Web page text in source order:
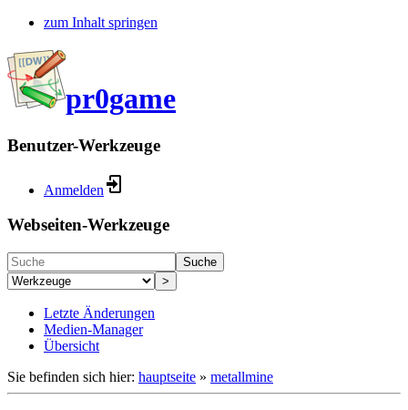
zum Inhalt springen
pr0game
Benutzer-Werkzeuge
Anmelden
Webseiten-Werkzeuge
Suche
>
Letzte Änderungen
Medien-Manager
Übersicht
Sie befinden sich hier: hauptseite » metallmine